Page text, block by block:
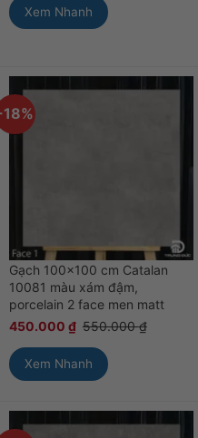
Xem Nhanh
Gạch 100×100 cm Catalan
10081 màu xám đậm,
porcelain 2 face men matt
450.000 ₫ 550.000₫
Xem Nhanh